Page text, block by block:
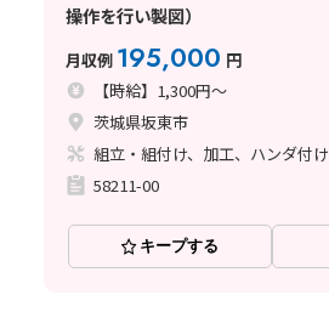
操作を行い製図）
月収例 195,000 円
【時給】1,300円～
茨城県坂東市
組立・組付け、加工、ハンダ付け
58211-00
キープする